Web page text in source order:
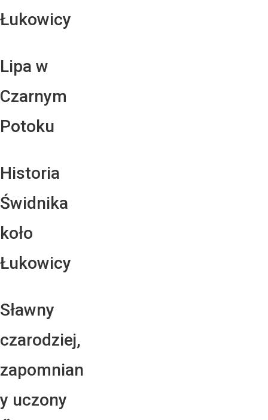
Łukowicy
Lipa w
Czarnym
Potoku
Historia
Świdnika
koło
Łukowicy
Sławny
czarodziej,
zapomnian
y uczony